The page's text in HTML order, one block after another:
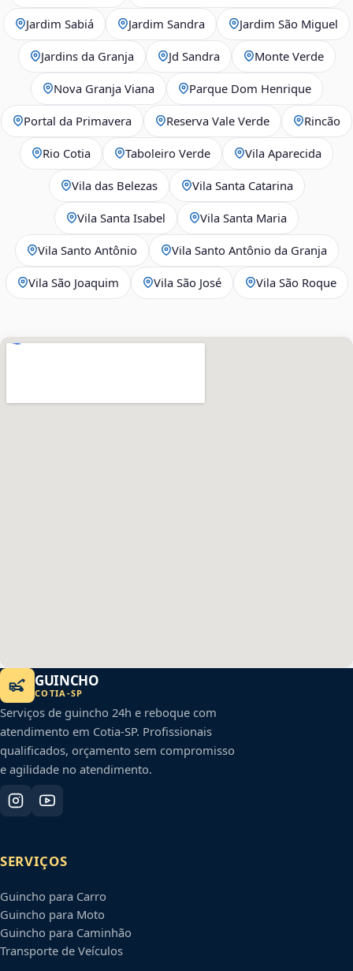
Jardim Sabiá Jardim Sandra Jardim São Miguel
Jardins da Granja Jd Sandra Monte Verde
Nova Granja Viana Parque Dom Henrique
Portal da Primavera Reserva Vale Verde Rincão
Rio Cotia Taboleiro Verde Vila Aparecida
Vila das Belezas Vila Santa Catarina
Vila Santa Isabel Vila Santa Maria
Vila Santo Antônio Vila Santo Antônio da Granja
Vila São Joaquim Vila São José Vila São Roque
GUINCHO
COTIA -SP
Serviços de guincho 24h e reboque com
atendimento em Cotia-SP. Profissionais
qualificados, orçamento sem compromisso
e agilidade no atendimento.
SERVIÇOS
Guincho para Carro
Guincho para Moto
Guincho para Caminhão
Transporte de Veículos